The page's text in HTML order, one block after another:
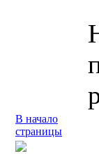
В начало
страницы